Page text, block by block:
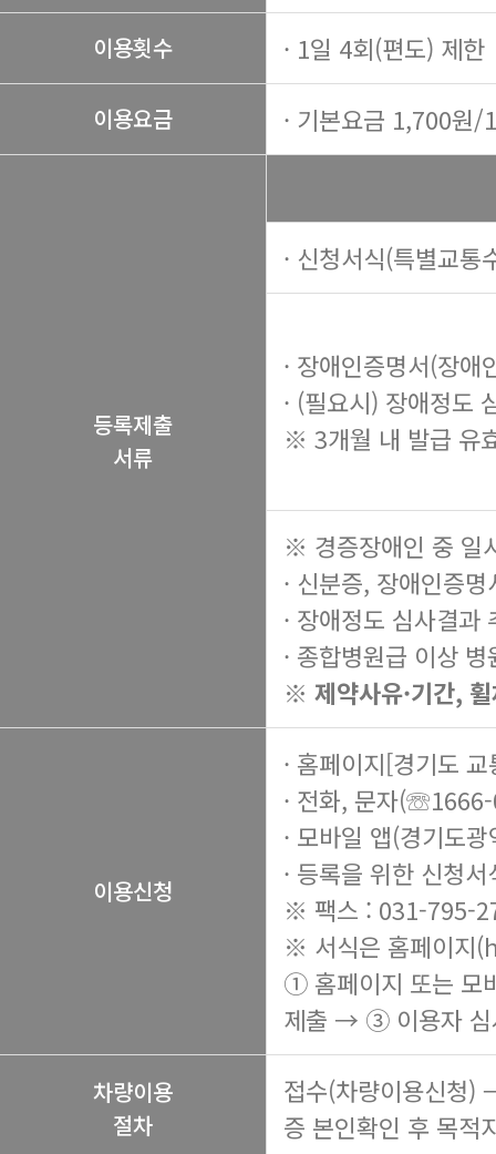
이용횟수 · 1일 4회(편도) 제한
이용요금 · 기본요금 1,700원
등록제출
서류
· 신청서식(특별교
· 장애인증명서(장애
· (필요시) 장애정도
※ 3개월 내 발급 유
※ 경증장애인 중 일
· 신분증, 장애인증명
· 장애정도 심사결과
· 종합병원급 이상
※ 제약사유·기간,
이용신청
· 홈페이지[경기도
· 전화, 문자
· 모바일 앱(경기도
· 등록을 위한 신청
※ 팩스 : 031-795-
※ 서식은 홈페이지(
① 홈페이지 또는 모
제출 → ③ 이용자 심
차량이용
절차
접수(차량이용신청)
증 본인확인 후 목